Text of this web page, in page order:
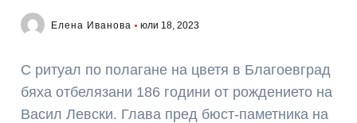
Елена Иванова юли 18, 2023
С ритуал по полагане на цветя в Благоевград
бяха отбелязани 186 години от рождението на
Васил Левски. Глава пред бюст-паметника на